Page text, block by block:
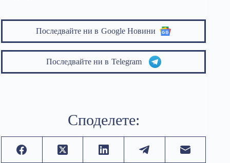
Последвайте ни в Google Новини
Последвайте ни в Telegram
Споделете: